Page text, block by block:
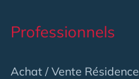
Professionnels
Achat / Vente Résidence